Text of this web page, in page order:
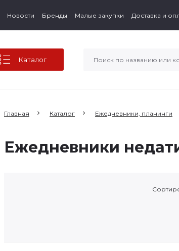
Новости Бренды Малые закупки Доставка и
Каталог
Главная Каталог Ежедневники, планинги
Ежедневники